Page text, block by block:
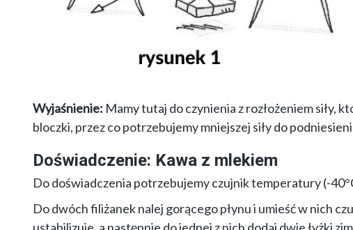
Wyjaśnienie: Mamy tutaj do czynienia z rozłożeniem siły,
bloczki, przez co potrzebujemy mniejszej siły do
Doświadczenie: Kawa z mlekiem
Do doświadczenia potrzebujemy czujnik temperatury (-
Do dwóch filiżanek nalej gorącego płynu i umieść w nich
ustabilizuje, a następnie do jednej z nich dodaj dwie łyżki